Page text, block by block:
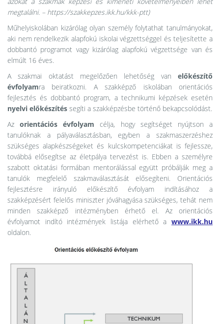
megtalálni. – https://szakkepzes.ikk.hu/kkk-ptt)
Műhelyiskolában kizárólag olyan személy folytathat tanulmányokat,
aki nem rendelkezik alapfokú iskolai végzettséggel és teljesítette a
dobbantó programot vagy kizárólag alapfokú végzettsége van és
elmúlt 16 éves.
A szakmai oktatást megelőzően lehetőség van előkészítő
évfolyamra beiratkozni. A szakképző iskolában orientációs
fejlesztés és dobbantó program, a technikumi képzések esetén
nyelvi előkészítés segíti a szakképzésbe történő bekapcsolódást.
Azorientációs évfolyam célja, hogy segítséget nyújtson a
tanulóknak a pályaválasztásban, egyben a szakmaszerzéshez
szükséges alapkészségeket és kulcskompetenciákat is fejlessze,
továbbá elősegítse az életpálya tervezést is. Ebben a személyre
szabott oktatási formában mentorálással együtt próbálják meg a
tanulók megfelelő szakmaválasztását elősegíteni. Orientációs
fejlesztésre irányuló előkészítő évfolyam indításához a
szakképzésért felelős miniszter jóváhagyása szükséges, tehát nem
minden szakképző intézményben érhető el. Az orientációs
évfolyamot indító intézmények listája elérhető a www.ikk.hu
oldalon.